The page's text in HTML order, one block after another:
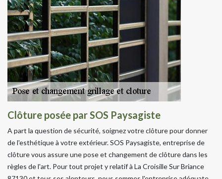
Clôture posée par SOS Paysagiste
A part la question de sécurité, soignez votre clôture pour donner
de l'esthétique à votre extérieur. SOS Paysagiste, entreprise de
clôture vous assure une pose et changement de clôture dans les
règles de l'art. Pour tout projet y relatif à La Croisille Sur Briance